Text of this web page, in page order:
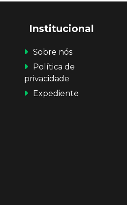
Institucional
Sobre nós
Política de
privacidade
Expediente